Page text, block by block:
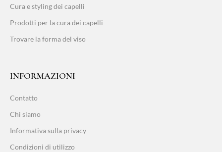
Cura e styling dei capelli
Prodotti per la cura dei capelli
Trovare la forma del viso
INFORMAZIONI
Contatto
Chi siamo
Informativa sulla privacy
Condizioni di utilizzo